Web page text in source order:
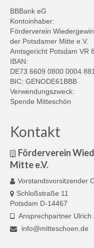
BBBank eG
Kontoinhaber:
Förderverein
der Potsdamer Mitte e.V.
Amtsgericht Potsdam VR
IBAN:
DE73 6609 0800 0004
BIC: GENODE61BBB
Verwendungszweck:
Spende Mitteschön
Kontakt
Förderverein
Mitte e.V.
Vorstandsvorsitzender
Schloßstraße 11
Potsdam D-14467
Ansprechpartner
info@mitteschoen.de